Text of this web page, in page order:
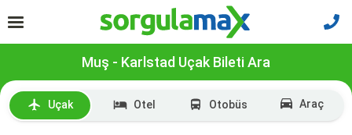
Muş - Karlstad Uçak Bileti Ara
Uçak Otel Otobüs Araç